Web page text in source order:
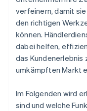
Testen der
Aushandeln von
Überwachen der
verfeinern, damit
den richtigen
können.
dabei helfen,
das Kundenerlebnis
umkämpften Markt
Im Folgenden wird
sind und welche